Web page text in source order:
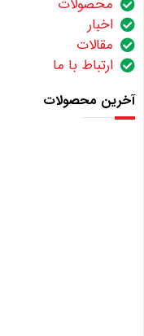
اخبار
مقالات
ارتباط با ما
آخرین محصولات